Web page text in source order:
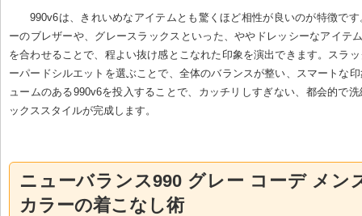
990v6は、きれいめなアイテムとも驚くほど相性が良いのが特徴で
ーのブレザーや、グレースラックスといった、ややドレッシーなアイテ
を合わせることで、程よい抜け感とこなれた印象を演出できます。スラ
ーパードシルエットを選ぶことで、全体のバランスが整い、スマートな
ュームのある990v6を投入することで、カッチリしすぎない、都会的で
ックススタイルが完成します。
ニューバランス990 グレー コーデ メン
カラーの着こなし術